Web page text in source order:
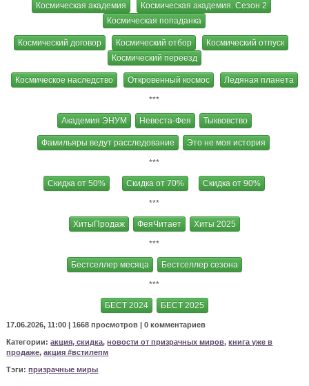
Космическая академия
Космическая академия. Сезон 2
Космическая попаданка
Космический договор Космический отбор
Космический отпуск
Космический переезд
Космическое наследство Откровенный космос Ледяная планета
***
Академия ЭНУМ Невеста-Фея Тыквовство
Фамильяры ведут расследование Это не моя история
***
Скидка от 50% Скидка от 70% Скидка от 90%
***
ХитыПродаж ФеяЧитает Хиты 2025
***
Бестселлер месяца Бестселлер сезона
***
БЕСТ 2024 БЕСТ 2025
17.06.2026, 11:00 |1668 просмотров |0 комментариев
Категории:акция, скидка,новости от призрачных миров,книга уже в
продаже,акция #встилепм
Тэги:призрачные миры